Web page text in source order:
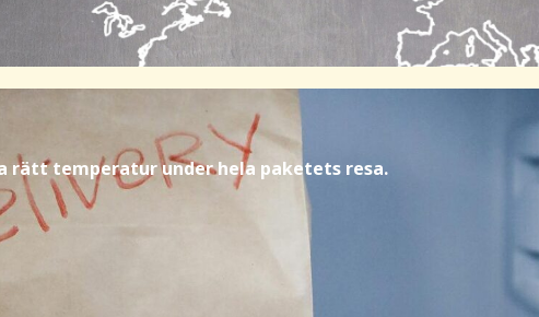
rätt temperatur under hela paketets resa.